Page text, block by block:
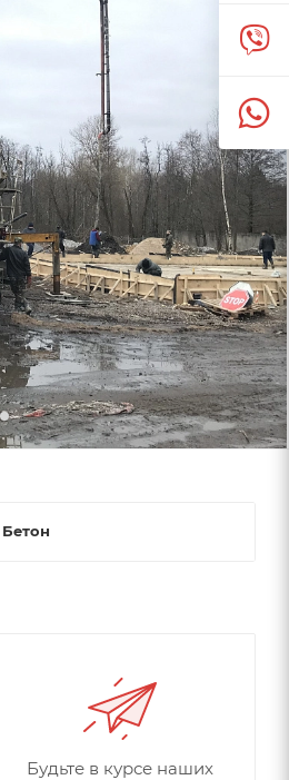
Бетон
Будьте в курсе наших